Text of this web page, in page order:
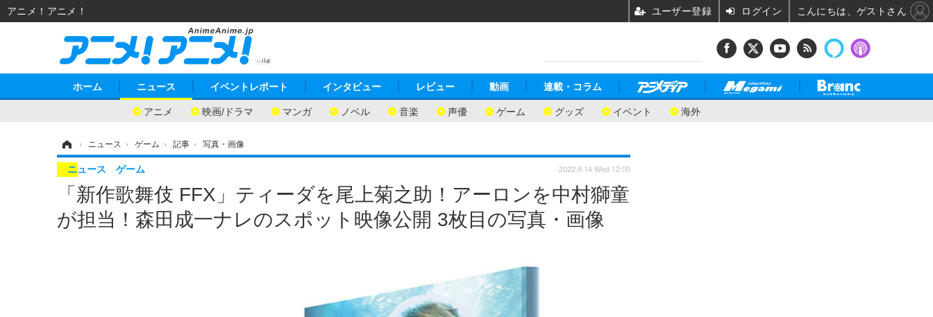
ホーム ニュース
アニメ 映画/ドラマ マンガ ノベル 音楽 声優 ゲーム グッズ イベント 海外
イベントレポート インタビュー レビュー 動画 連載・コラム
› ニュース › ゲーム › 記事 › 写真・画像
「新作歌舞伎 FFX」ティーダを尾上菊之助！アーロンを中村獅童
が担当！森田成一ナレのスポット映像公開 3枚目の写真・画像
ニュース ゲーム 2022.9.14 Wed 12:00
アニメ！アニメ！ ユーザー登録 ログイン こんにちは、ゲストさん